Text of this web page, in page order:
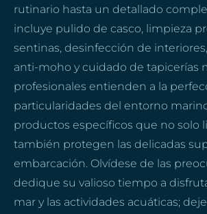
rutinario hasta un detallado
incluye pulido de casco, limpieza
sentinas, desinfección de
anti-moho y cuidado de tapicerías
profesionales entienden a la
particularidades del entorno
productos específicos que no solo
también protegen las delicadas
embarcación. Olvídese de las
dedique su valioso tiempo a
mar y las actividades acuáticas;